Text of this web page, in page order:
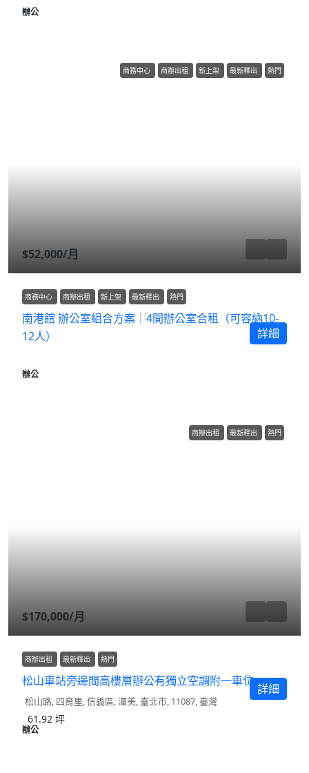
辦公
商務中心 商辦出租 新上架 最新釋出 熱門
$52,000/月
商務中心 商辦出租 新上架 最新釋出 熱門
南港館 辦公室組合方案｜4間辦公室合租（可容納10-
12人）
辦公
詳細
商辦出租 最新釋出 熱門
$170,000/月
商辦出租 最新釋出 熱門
松山車站旁邊間高樓層辦公有獨立空調附一車位
松山路, 四育里, 信義區, 潭美, 臺北市, 11087, 臺灣
61.92 坪
辦公
詳細